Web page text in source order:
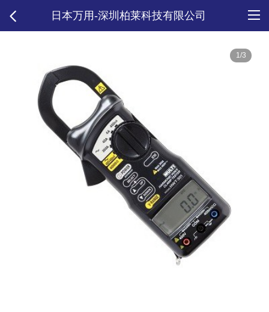
日本万用-深圳柏莱科技有限公司
1/3